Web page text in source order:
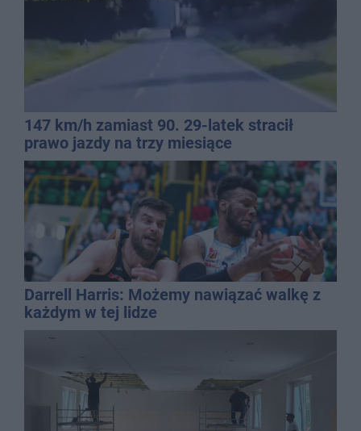
147 km/h zamiast 90. 29-latek stracił
prawo jazdy na trzy miesiące
Darrell Harris: Możemy nawiązać walkę z
każdym w tej lidze